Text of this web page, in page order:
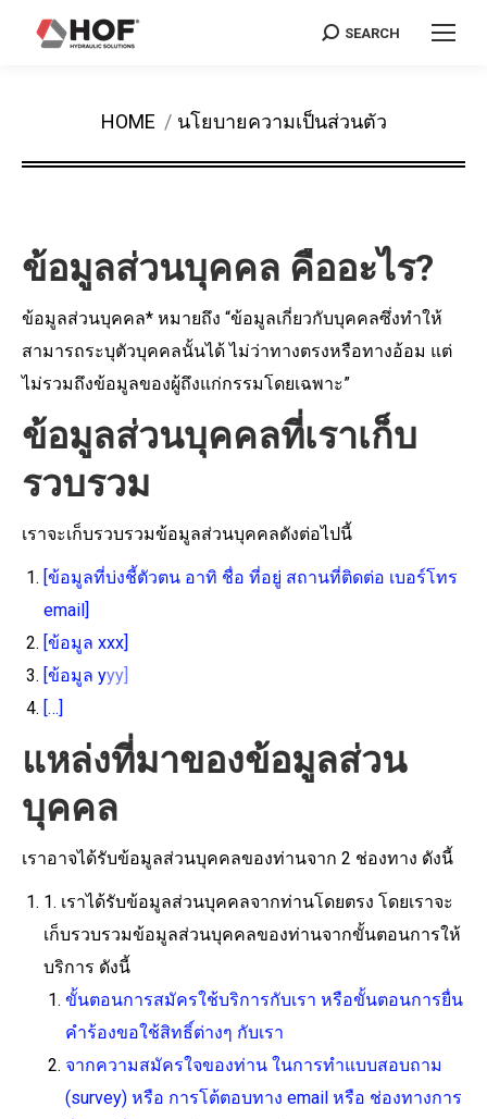
Search:
SEARCH
You are here:
HOME นโยบายความเป็นส่วนตัว
ข้อมูลส่วนบุคคล คืออะไร?
ข้อมูลส่วนบุคคล* หมายถึง “ข้อมูลเกี่ยวกับบุคคลซึ่งทำให้
สามารถระบุตัวบุคคลนั้นได้ ไม่ว่าทางตรงหรือทางอ้อม แต่
ไม่รวมถึงข้อมูลของผู้ถึงแก่กรรมโดยเฉพาะ”
ข้อมูลส่วนบุคคลที่เราเก็บ
รวบรวม
เราจะเก็บรวบรวมข้อมูลส่วนบุคคลดังต่อไปนี้
[ข้อมูลที่บ่งชี้ตัวตน อาทิ ชื่อ ที่อยู่ สถานที่ติดต่อ เบอร์โทร
email]
[ข้อมูล xxx]
[ข้อมูล yyy]
[…]
แหล่งที่มาของข้อมูลส่วน
บุคคล
เราอาจได้รับข้อมูลส่วนบุคคลของท่านจาก 2 ช่องทาง ดังนี้
1. เราได้รับข้อมูลส่วนบุคคลจากท่านโดยตรง โดยเราจะ
เก็บรวบรวมข้อมูลส่วนบุคคลของท่านจากขั้นตอนการให้
บริการ ดังนี้
ขั้นตอนการสมัครใช้บริการกับเรา หรือขั้นตอนการยื่น
คำร้องขอใช้สิทธิ์ต่างๆ กับเรา
จากความสมัครใจของท่าน ในการทำแบบสอบถาม
(survey) หรือ การโต้ตอบทาง email หรือ ช่องทางการ